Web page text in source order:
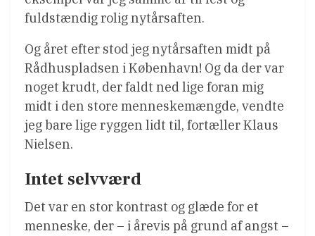
fuldstændig rolig nytårsaften.
Og året efter stod jeg nytårsaften midt på
Rådhuspladsen i København! Og da der var
noget krudt, der faldt ned lige foran mig
midt i den store menneskemængde, vendte
jeg bare lige ryggen lidt til, fortæller Klaus
Nielsen.
Intet selvværd
Det var en stor kontrast og glæde for et
menneske, der – i årevis på grund af angst –